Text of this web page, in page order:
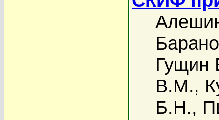
Гущин
В.М.,
Б.Н.,